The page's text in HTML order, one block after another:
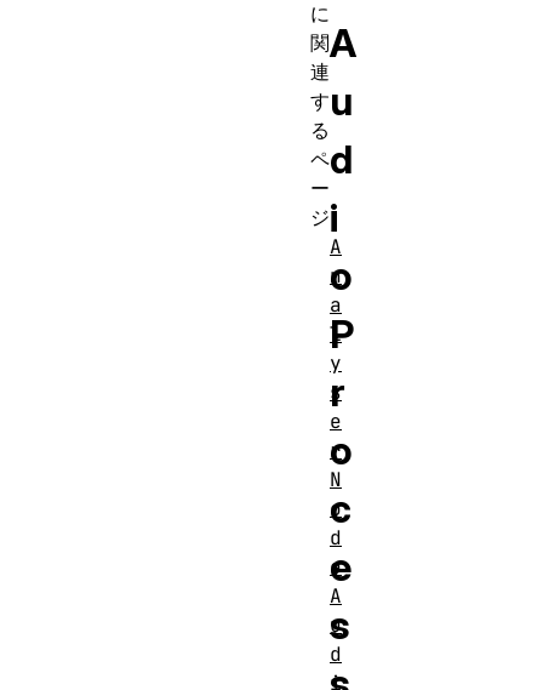
A
u
d
i
o
P
r
o
c
e
s
に
関
連
す
る
ペ
ー
ジ
A
n
a
l
y
s
e
r
N
o
d
e
A
u
d
i